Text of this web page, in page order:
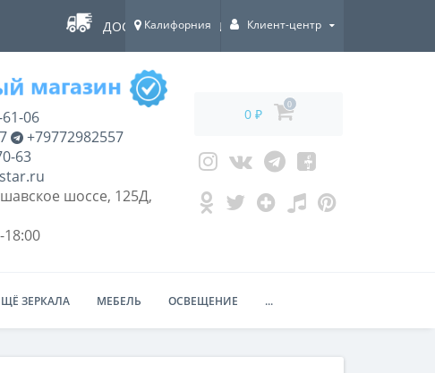
ДОСТАВКА ПО ВСЕЙ РОССИИ!
Калифорния Клиент-центр
06
+79772982557
63
шоссе, 125Д,
0 ₽
0
ЗЕРКАЛА МЕБЕЛЬ ОСВЕЩЕНИЕ ...